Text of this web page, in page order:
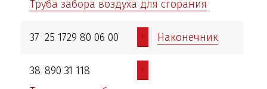
Труба забора воздуха для сгорания
37 25 1729 80 06 00 + Наконечник
38 890 31 118
+